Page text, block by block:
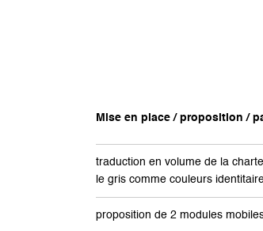
Mise en place / proposition /
traduction en volume de la
le gris comme couleurs
proposition de 2 modules